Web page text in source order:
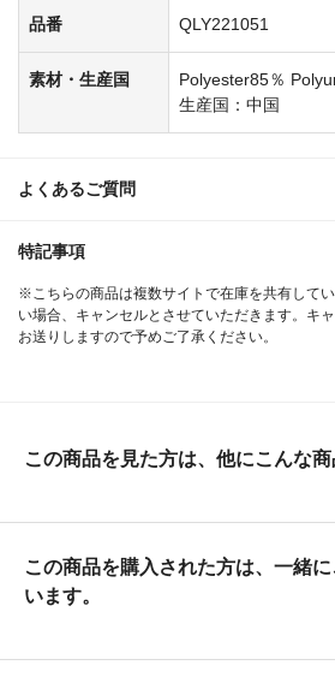
品番 QLY221051
素材・生産国
Polyester85％
生産国：中国
よくあるご質問
特記事項
※こちらの商品は複数サイトで在庫を共有して
い場合、キャンセルとさせていただきます。キ
お送りしますので予めご了承ください。
この商品を見た方は、他にこんな
この商品を購入された方は、一緒
います。